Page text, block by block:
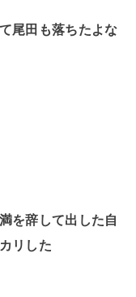
尾田も落ちたよな
を辞して出した自
リした